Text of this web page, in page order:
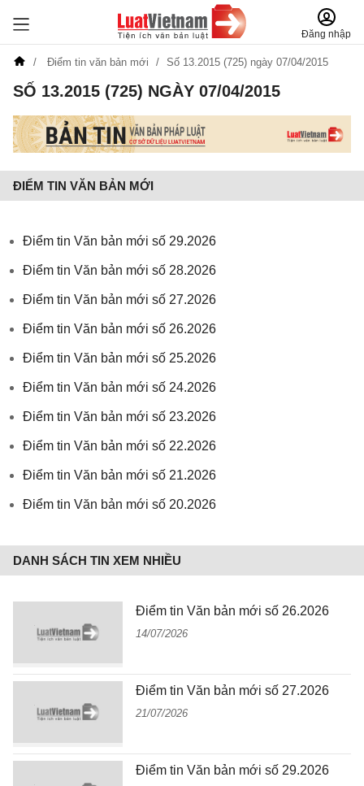
Đăng nhập
Điểm tin văn bản mới Số 13.2015 (725) ngày 07/04/2015
SỐ 13.2015 (725) NGÀY 07/04/2015
ĐIỂM TIN VĂN BẢN MỚI
Điểm tin Văn bản mới số 29.2026
Điểm tin Văn bản mới số 28.2026
Điểm tin Văn bản mới số 27.2026
Điểm tin Văn bản mới số 26.2026
Điểm tin Văn bản mới số 25.2026
Điểm tin Văn bản mới số 24.2026
Điểm tin Văn bản mới số 23.2026
Điểm tin Văn bản mới số 22.2026
Điểm tin Văn bản mới số 21.2026
Điểm tin Văn bản mới số 20.2026
DANH SÁCH TIN XEM NHIỀU
Điểm tin Văn bản mới số 26.2026
14/07/2026
Điểm tin Văn bản mới số 27.2026
21/07/2026
Điểm tin Văn bản mới số 29.2026